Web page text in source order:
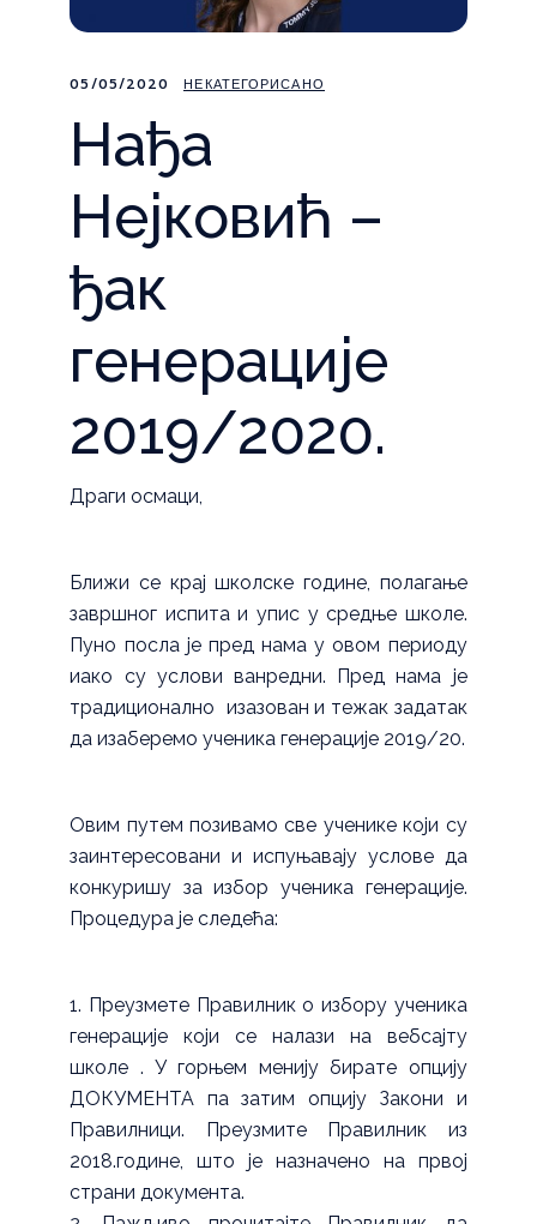
05/05/2020 НЕКАТЕГОРИСАНО
Нађа
Нејковић –
ђак
генерације
2019/2020.
Драги осмаци,
Ближи се крај школске године, полагање
завршног испита и упис у средње школе.
Пуно посла је пред нама у овом периоду
иако су услови ванредни. Пред нама је
традиционално изазован и тежак задатак
да изаберемо ученика генерације 2019/20.
Овим путем позивамо све ученике који су
заинтересовани и испуњавају услове да
конкуришу за избор ученика генерације.
Процедура је следећа:
Преузмете Правилник о избору ученика
генерације који се налази на вебсајту
школе . У горњем менију бирате опцију
ДОКУМЕНТА па затим опцију Закони и
Правилници. Преузмите Правилник из
2018.године, што је назначено на првој
страни документа.